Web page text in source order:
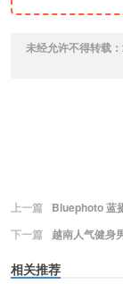
未经允许不得转载：
上一篇
Bluephoto 蓝
下一篇
越南人气健身
相关推荐